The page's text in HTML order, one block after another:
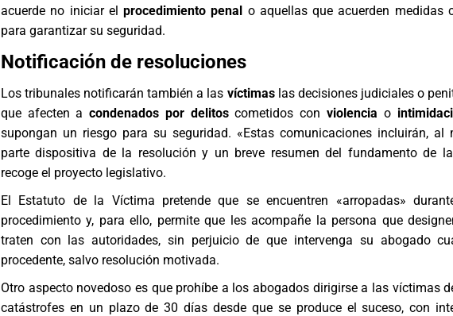
acuerde no iniciar elprocedimiento penal o aquellas que acuerden medidas
para garantizar su seguridad.
Notificación de resoluciones
Los tribunales notificarán también a las víctimaslas decisiones judiciales o
que afecten acondenados por delitoscometidos con violencia o
supongan un riesgo para su seguridad. «Estas comunicaciones incluirán, al
parte dispositiva de la resolución y un breve resumen del fundamento de
recoge el proyecto legislativo.
El Estatuto de la Víctima pretende que se encuentren «arropadas»
procedimiento y, para ello, permite que les acompañe la persona que
traten con las autoridades, sin perjuicio de que intervenga su abogado
procedente, salvo resolución motivada.
Otro aspecto novedoso es que prohíbe a losabogados dirigirse a las víctimas
catástrofes en un plazo de 30 días desde que se produce el suceso, con